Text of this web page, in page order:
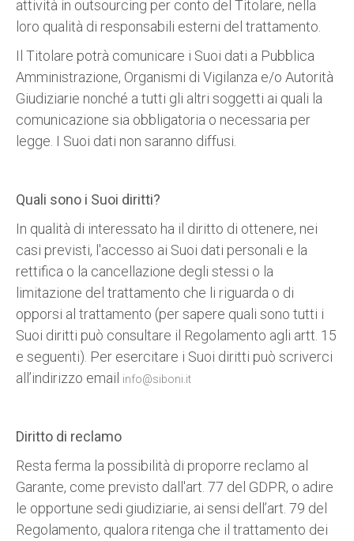
attività in outsourcing per conto del Titolare, nella
loro qualità di responsabili esterni del trattamento.
Il Titolare potrà comunicare i Suoi dati a Pubblica
Amministrazione, Organismi di Vigilanza e/o Autorità
Giudiziarie nonché a tutti gli altri soggetti ai quali la
comunicazione sia obbligatoria o necessaria per
legge. I Suoi dati non saranno diffusi.
Quali sono i Suoi diritti?
In qualità di interessato ha il diritto di ottenere, nei
casi previsti, l'accesso ai Suoi dati personali e la
rettifica o la cancellazione degli stessi o la
limitazione del trattamento che li riguarda o di
opporsi al trattamento (per sapere quali sono tutti i
Suoi diritti può consultare il Regolamento agli artt. 15
e seguenti). Per esercitare i Suoi diritti può scriverci
all’indirizzo email info@siboni.it
Diritto di reclamo
Resta ferma la possibilità di proporre reclamo al
Garante, come previsto dall'art. 77 del GDPR, o adire
le opportune sedi giudiziarie, ai sensi dell’art. 79 del
Regolamento, qualora ritenga che il trattamento dei